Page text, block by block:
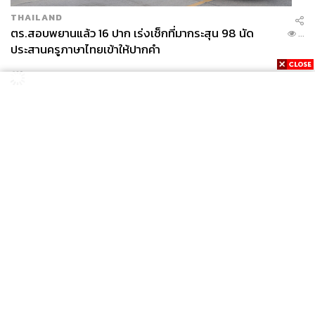
THAILAND
ตร.สอบพยานแล้ว 16 ปาก เร่งเช็กที่มากระสุน 98 นัด
ประสานครูภาษาไทยเข้าให้ปากคำ
...